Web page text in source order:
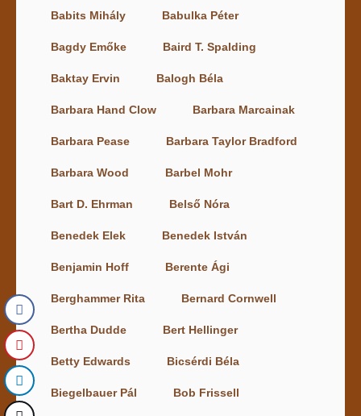
Babits Mihály Babulka Péter
Bagdy Emőke Baird T. Spalding
Baktay Ervin Balogh Béla
Barbara Hand Clow Barbara Marcainak
Barbara Pease Barbara Taylor Bradford
Barbara Wood Barbel Mohr
Bart D. Ehrman Belső Nóra
Benedek Elek Benedek István
Benjamin Hoff Berente Ági
Berghammer Rita Bernard Cornwell
Bertha Dudde Bert Hellinger
Betty Edwards Bicsérdi Béla
Biegelbauer Pál Bob Frissell